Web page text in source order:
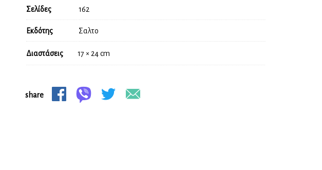
Διαστάσεις 17 × 24 cm
Σελίδες 162
Εκδότης Σαλτο
share